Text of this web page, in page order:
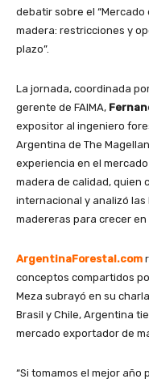
debatir sobre el
madera: restricciones y
plazo”.
La jornada, coordinada
gerente de FAIMA,
expositor al ingeniero
Argentina de The
experiencia en el
madera de calidad, quien
internacional y analizó
madereras para crecer
ArgentinaForestal.com
conceptos compartidos
Meza subrayó en su
Brasil y Chile, Argentina
mercado exportador de
“Si tomamos el mejor